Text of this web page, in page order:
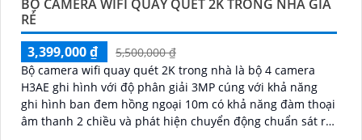
BỘ CAMERA WIFI QUAY QUÉT 2K TRONG NHÀ GIÁ
RẺ
3,399,000 ₫
5,500,000 ₫
Bộ camera wifi quay quét 2K trong nhà là bộ 4 camera
H3AE ghi hình với độ phân giải 3MP cúng với khả năng
ghi hình ban đem hồng ngoại 10m có khả năng đàm thoại
âm thanh 2 chiều và phát hiện chuyển động chuẩn sát rất